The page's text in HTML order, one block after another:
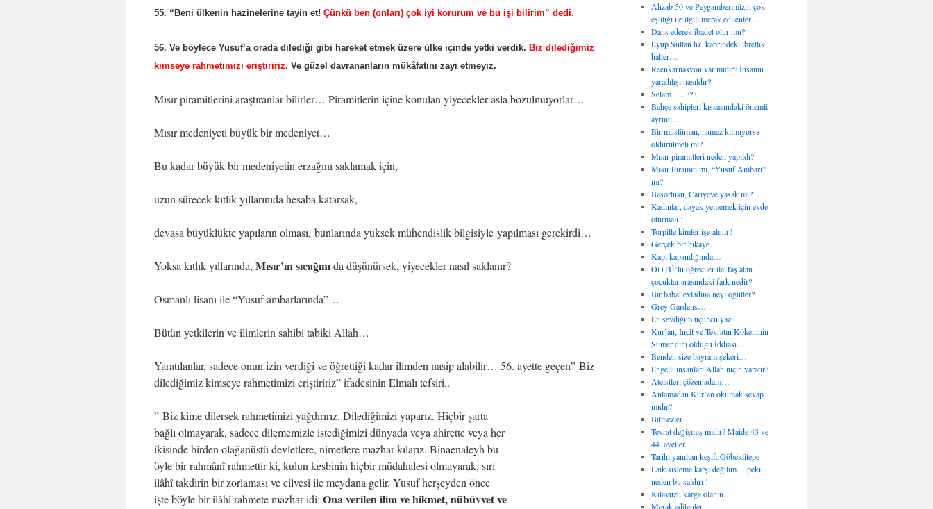
55. “Beni ülkenin hazinelerine tayin et! Çünkü ben (onları) çok iyi korurum ve bu işi bilirim” dedi.
56. Ve böylece Yusuf’a orada dilediği gibi hareket etmek üzere ülke içinde yetki verdik. Biz dilediğimiz
kimseye rahmetimizi eriştiririz. Ve güzel davrananların mükâfatını zayi etmeyiz.
Mısır piramitlerini araştıranlar bilirler… Piramitlerin içine konulan yiyecekler asla bozulmuyorlar…
Mısır medeniyeti büyük bir medeniyet…
Bu kadar büyük bir medeniyetin erzağını saklamak için,
uzun sürecek kıtlık yıllarınıda hesaba katarsak,
devasa büyüklükte yapıların olması, bunlarında yüksek mühendislik bilgisiyle yapılması gerekirdi…
Yoksa kıtlık yıllarında, Mısır’ın sıcağınıda düşünürsek, yiyecekler nasıl saklanır?
Osmanlı lisanı ile “Yusuf ambarlarında”…
Bütün yetkilerin ve ilimlerin sahibi tabiki Allah…
Yaratılanlar, sadece onun izin verdiği ve öğrettiği kadar ilimden nasip alabilir… 56. ayette geçen” Biz
dilediğimiz kimseye rahmetimizi eriştiririz” ifadesinin Elmalı tefsiri..
” Biz kime dilersek rahmetimizi yağdırırız. Dilediğimizi yaparız. Hiçbir şarta
bağlı olmayarak, sadece dilememizle istediğimizi dünyada veya ahirette veya her
ikisinde birden olağanüstü devletlere, nimetlere mazhar kılarız. Binaenaleyh bu
öyle bir rahmânî rahmettir ki, kulun kesbinin hiçbir müdahalesi olmayarak, sırf
ilâhî takdirin bir zorlaması ve cilvesi ile meydana gelir. Yusuf herşeyden önce
işte böyle bir ilâhî rahmete mazhar idi: Ona verilen ilim ve hikmet, nübüvvet ve
Ahzab 50 ve Peygamberimizin çok
eşliliği ile ilgili merak edilenler…
Dans ederek ibadet olur mu?
Eyüp Sultan hz. kabrindeki ibretlik
haller…
Reenkarnasyon var mıdır? İnsanın
yaradılışı nasıldır?
Selam …. ???
Bahçe sahipleri kıssasındaki önemli
ayrıntı…
Bir müslüman, namaz kılmıyorsa
öldürülmeli mi?
Mısır piramitleri neden yapıldı?
Mısır Piramiti mi, “Yusuf Ambarı”
mı?
Başörtüsü, Cariyeye yasak mı?
Kadınlar, dayak yememek için evde
oturmalı !
Torpille kimler işe alınır?
Gerçek bir hikaye…
Kapı kapandığında…
ODTÜ’lü öğreciler ile Taş atan
çocuklar arasındaki fark nedir?
Bir baba, evladına neyi öğütler?
Grey Gardens…
En sevdiğim üçüncü yazı…
Kur’an, İncil ve Tevratın Kökeninin
Sümer dini oldugu İddiası…
Benden size bayram şekeri…
Engelli insanları Allah niçin yaratır?
Ateistleri çözen adam…
Anlamadan Kur’an okumak sevap
mıdır?
Bilmezler…
Tevrat değişmiş midir? Maide 43 ve
44. ayetler…
Tarihi yanıltan keşif: Göbeklitepe
Laik sisteme karşı değilim… peki
neden bu saldırı !
Kılavuzu karga olanın…
Merak edilenler…